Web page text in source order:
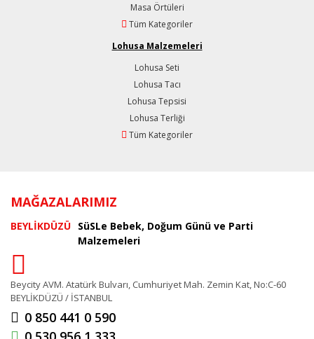
Masa Örtüleri
Tüm Kategoriler
Lohusa Malzemeleri
Lohusa Seti
Lohusa Tacı
Lohusa Tepsisi
Lohusa Terliği
Tüm Kategoriler
MAĞAZALARIMIZ
BEYLİKDÜZÜ SüSLe Bebek, Doğum Günü ve Parti
Malzemeleri
Beycity AVM. Atatürk Bulvarı, Cumhuriyet Mah. Zemin Kat, No:C-60
BEYLİKDÜZÜ / İSTANBUL
0 850 441 0 590